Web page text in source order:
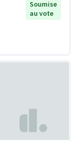
Soumise
au vote